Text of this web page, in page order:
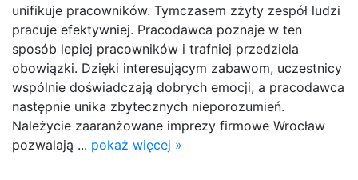
unifikuje pracowników. Tymczasem zżyty zespół ludzi
pracuje efektywniej. Pracodawca poznaje w ten
sposób lepiej pracowników i trafniej przedziela
obowiązki. Dzięki interesującym zabawom, uczestnicy
wspólnie doświadczają dobrych emocji, a pracodawca
następnie unika zbytecznych nieporozumień.
Należycie zaaranżowane imprezy firmowe Wrocław
pozwalają ... pokaż więcej »